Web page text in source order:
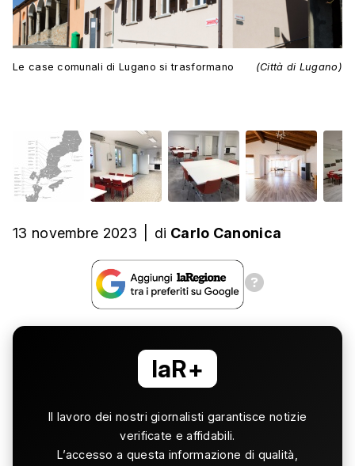
Le case comunali di Lugano si trasformano (Città di Lugano)
13 novembre 2023 di Carlo Canonica
laR+
Il lavoro dei nostri giornalisti garantisce notizie
verificate e affidabili.
L’accesso a questa informazione di qualità,